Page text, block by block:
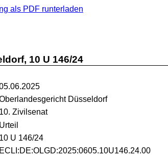
als PDF runterladen
10 U 146/24
Düsseldorf
10. Zivilsenat
Urteil
10 U 146/24
ECLI:DE:OLGD:2025:0605.10U146.24.00